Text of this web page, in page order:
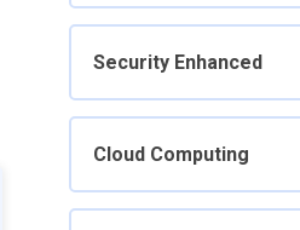
Security Enhanced
Cloud Computing